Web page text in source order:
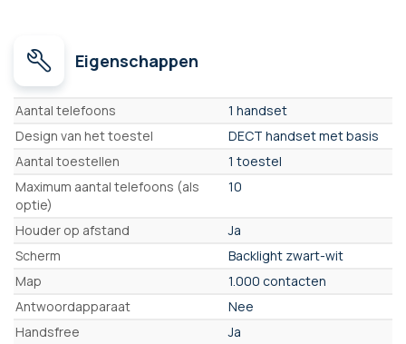
Eigenschappen
Eigenschappen
Aantal telefoons
1 handset
Design van het toestel
DECT handset met basis
Aantal toestellen
1 toestel
Maximum aantal telefoons (als
optie)
10
Houder op afstand
Ja
Scherm
Backlight zwart-wit
Map
1.000 contacten
Antwoordapparaat
Nee
Handsfree
Ja